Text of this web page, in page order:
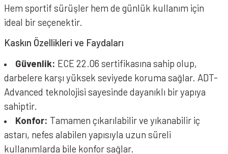
Hem sportif sürüşler hem de günlük kullanım için
ideal bir seçenektir.
Kaskın Özellikleri ve Faydaları
Güvenlik: ECE 22.06 sertifikasına sahip olup,
darbelere karşı yüksek seviyede koruma sağlar. ADT-
Advanced teknolojisi sayesinde dayanıklı bir yapıya
sahiptir.
Konfor: Tamamen çıkarılabilir ve yıkanabilir iç
astarı, nefes alabilen yapısıyla uzun süreli
kullanımlarda bile konfor sağlar.